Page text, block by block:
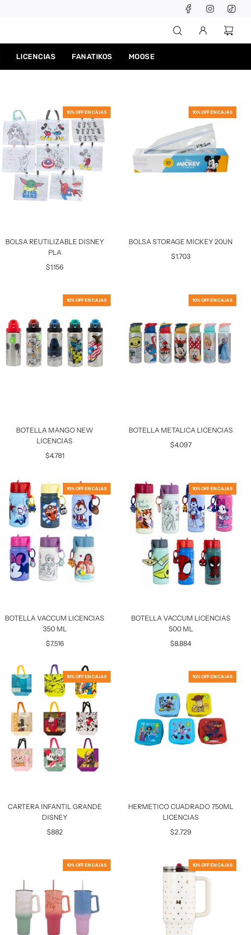
LICENCIAS FANATIKOS MOOSE
10% OFF EN CAJAS
BOLSA REUTILIZABLE DISNEY
PLA
$1.156
10% OFF EN CAJAS
BOLSA STORAGE MICKEY 20UN
$1.703
10% OFF EN CAJAS
BOTELLA MANGO NEW
LICENCIAS
$4.781
10% OFF EN CAJAS
BOTELLA METALICA LICENCIAS
$4.097
10% OFF EN CAJAS
BOTELLA VACCUM LICENCIAS
350 ML
$7.516
10% OFF EN CAJAS
BOTELLA VACCUM LICENCIAS
500 ML
$8.884
10% OFF EN CAJAS
CARTERA INFANTIL GRANDE
DISNEY
$882
10% OFF EN CAJAS
HERMETICO CUADRADO 750ML
LICENCIAS
$2.729
10% OFF EN CAJAS 10% OFF EN CAJAS